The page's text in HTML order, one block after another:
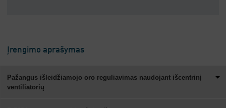
Įrengimo aprašymas
Pažangus išleidžiamojo oro reguliavimas naudojant išcentrinį
ventiliatorių